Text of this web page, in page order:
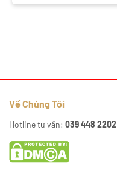
Về Chúng Tôi
Hotline tư vấn: 039 448 2202